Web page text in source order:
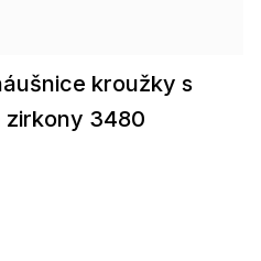
kroužky s
zirkony 3480